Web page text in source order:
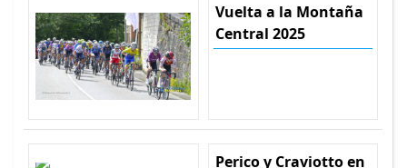
Vuelta a la Montaña
Central 2025
Perico y Craviotto en